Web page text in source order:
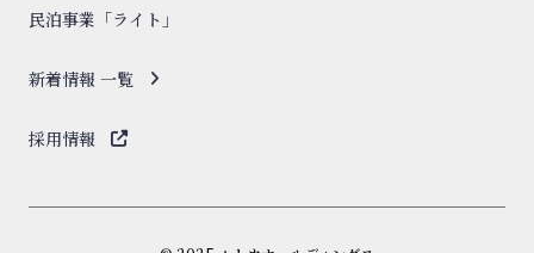
民泊事業「ライト」
新着情報 一覧
採用情報